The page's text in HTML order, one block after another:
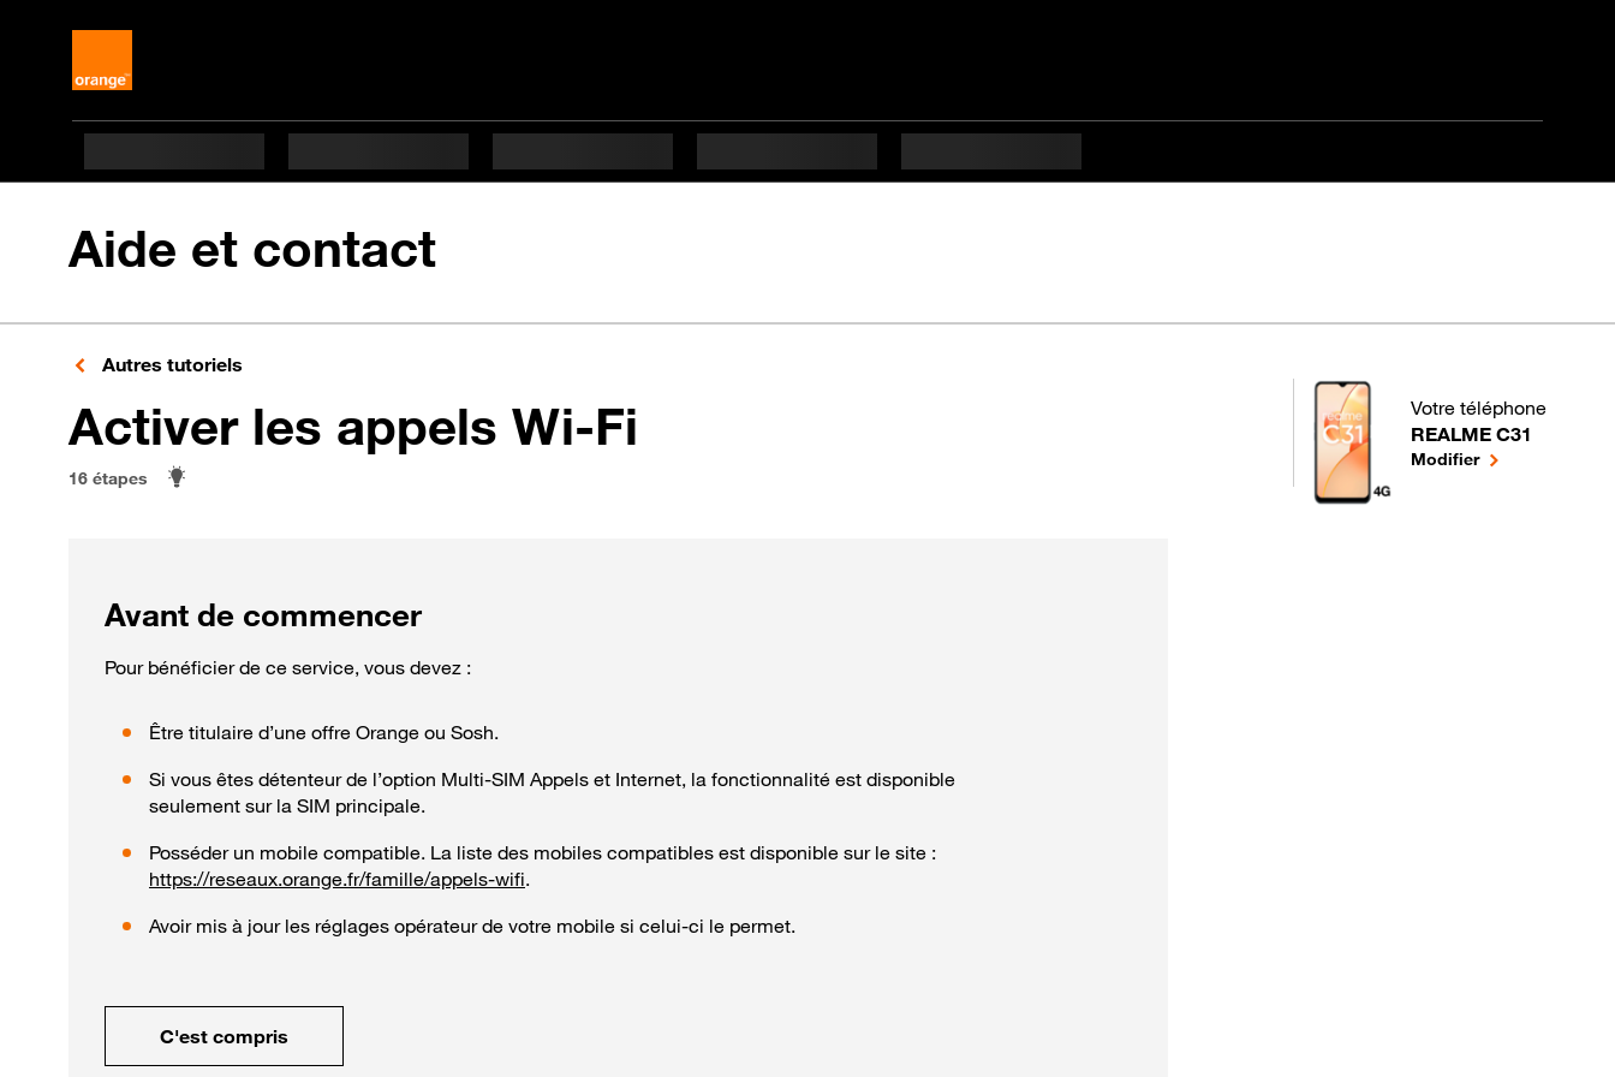
Aide et contact
Autres tutoriels
Activer les appels Wi-Fi
16 étapes
Votre téléphone
REALME C31
pour votre REALME C31
Modifierle téléphone
Avant de commencer
Pour bénéficier de ce service, vous devez :
Être titulaire d’une offre Orange ou Sosh.
Si vous êtes détenteur de l’option Multi-SIM Appels et Internet, la fonctionnalité est disponible
seulement sur la SIM principale.
Posséder un mobile compatible. La liste des mobiles compatibles est disponible sur le site :
https://reseaux.orange.fr/famille/appels-wifi.
Avoir mis à jour les réglages opérateur de votre mobile si celui-ci le permet.
C'est compris